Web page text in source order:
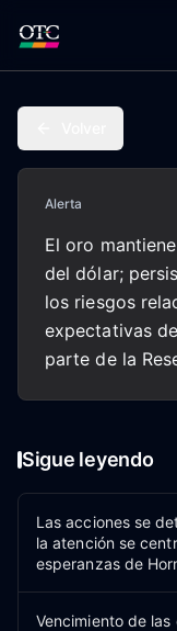
Alerta
El oro
del dólar;
los riesgos
expectativas
parte de la
Sigue leyendo
Las acciones se
la atención se
esperanzas de
Vencimiento de